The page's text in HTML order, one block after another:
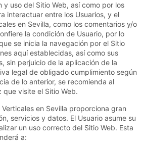
y uso del Sitio Web, así como por los
interactuar entre los Usuarios, y el
en Sevilla, como los comentarios y/o
la condición de Usuario, por lo
se inicia la navegación por el Sitio
aquí establecidas, así como sus
sin perjuicio de la aplicación de la
legal de obligado cumplimiento según
de lo anterior, se recomienda al
que visite el Sitio Web.
en Sevilla proporciona gran
servicios y datos. El Usuario asume su
un uso correcto del Sitio Web. Esta
a: